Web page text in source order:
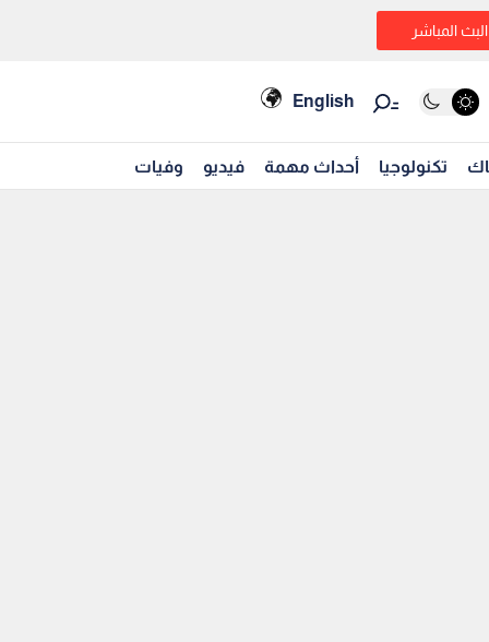
البث المباشر
English
تكنولوجيا أحداث مهمة فيديو وفيات